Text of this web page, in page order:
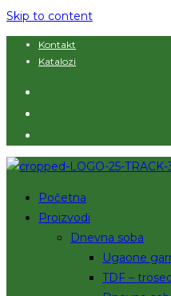
Skip to content
Kontakt
Katalozi
Početna
Proizvodi
Dnevna soba
Ugaone
TDF –